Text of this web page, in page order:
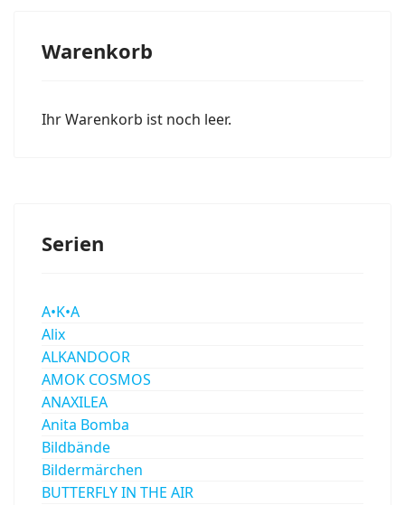
Warenkorb
Ihr Warenkorb ist noch leer.
Serien
A•K•A
Alix
ALKANDOOR
AMOK COSMOS
ANAXILEA
Anita Bomba
Bildbände
Bildermärchen
BUTTERFLY IN THE AIR